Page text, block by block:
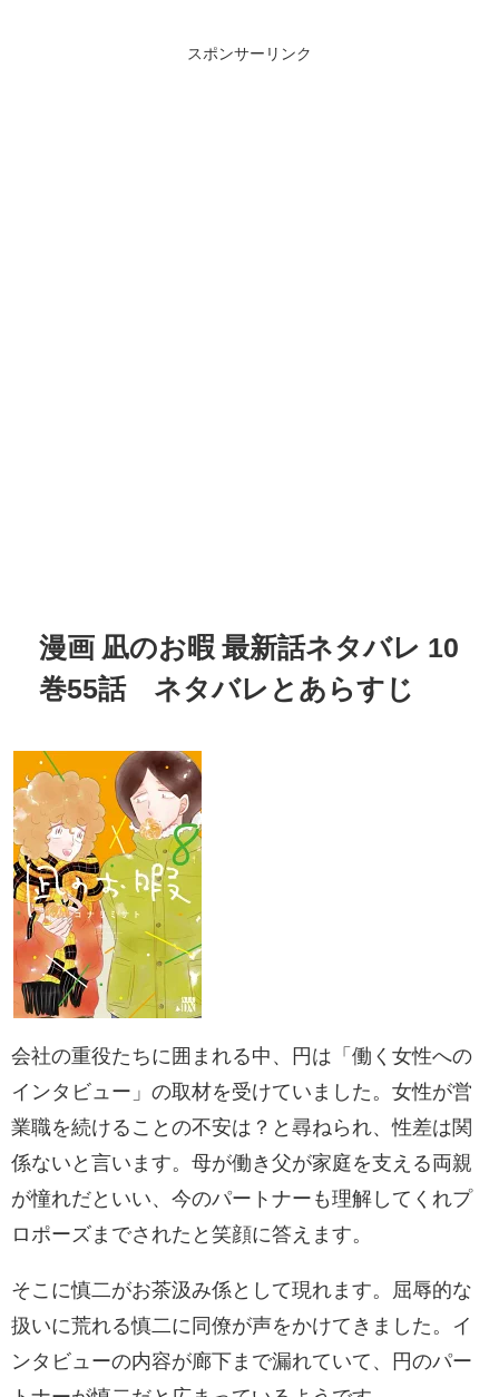
スポンサーリンク
漫画 凪のお暇 最新話ネタバレ 10
巻55話 ネタバレとあらすじ
会社の重役たちに囲まれる中、円は「働く女性への
インタビュー」の取材を受けていました。女性が営
業職を続けることの不安は？と尋ねられ、性差は関
係ないと言います。母が働き父が家庭を支える両親
が憧れだといい、今のパートナーも理解してくれプ
ロポーズまでされたと笑顔に答えます。
そこに慎二がお茶汲み係として現れます。屈辱的な
扱いに荒れる慎二に同僚が声をかけてきました。イ
ンタビューの内容が廊下まで漏れていて、円のパー